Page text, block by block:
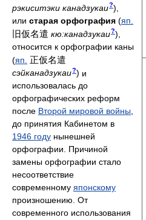
рэкиситэки канадзукаи?)
или старая орфография (яп.
旧仮名遣 кю:канадзукаи?)
относится к орфографии каны
(яп. 正仮名遣
сэйканадзукаи?) и
использовалась до
орфографических реформ
после Второй мировой войны,
до принятия Кабинетом в
1946 году нынешней
орфографии. Причиной
замены орфографии стало
несоответствие
современному японскому
произношению. От
современного использования